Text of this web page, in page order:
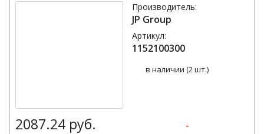
Производитель:
JP Group
Артикул:
1152100300
в наличии (2 шт.)
2087.24 руб. -